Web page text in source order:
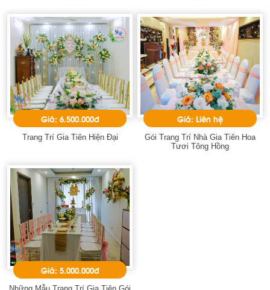
Giá: 6.500.000đ
Trang Trí Gia Tiên Hiện Đại
Giá: Liên hệ
Gói Trang Trí Nhà Gia Tiên Hoa
Tươi Tông Hồng
Giá: 5.000.000đ